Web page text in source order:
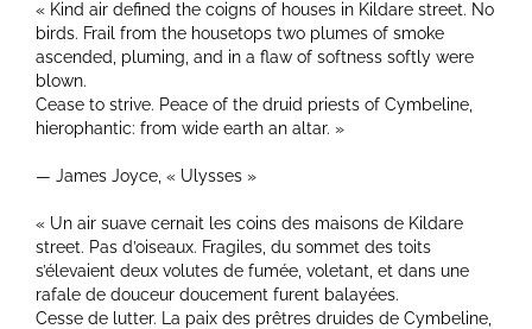
« Kind air defined the coigns of houses in Kildare street. No
birds. Frail from the housetops two plumes of smoke
ascended, pluming, and in a flaw of softness softly were
blown.
Cease to strive. Peace of the druid priests of Cymbeline,
hierophantic: from wide earth an altar. »
— James Joyce, « Ulysses »
« Un air suave cernait les coins des maisons de Kildare
street. Pas d’oiseaux. Fragiles, du sommet des toits
s’élevaient deux volutes de fumée, voletant, et dans une
rafale de douceur doucement furent balayées.
Cesse de lutter. La paix des prêtres druides de Cymbeline,